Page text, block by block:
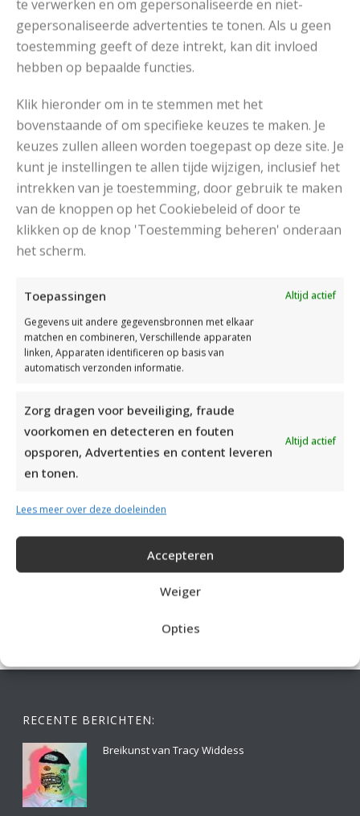
te verwerken en om gepersonaliseerde en niet-
gepersonaliseerde advertenties te tonen. Als u geen
toestemming geeft of deze intrekt, kan dit invloed
hebben op bepaalde functies.
Klik hieronder om in te stemmen met het
bovenstaande of om specifieke keuzes te maken. Je
keuzes zullen alleen worden toegepast op deze site. Je
kunt je instellingen te allen tijde wijzigen, inclusief het
intrekken van je toestemming, door gebruik te maken
van de knoppen op het Cookiebeleid of door te
klikken op de knop 'Toestemming beheren' onderaan
het scherm.
Toepassingen
Altijd actief
Gegevens uit andere gegevensbronnen met elkaar
matchen en combineren, Verschillende apparaten
linken, Apparaten identificeren op basis van
automatisch verzonden informatie.
Zorg dragen voor beveiliging, fraude
voorkomen en detecteren en fouten
opsporen, Advertenties en content leveren
en tonen.
Altijd actief
Lees meer over deze doeleinden
Accepteren
Weiger
Opties
DAMESJAS BREIEN VAN HEERLIJK ZACHT GAREN
RECENTE BERICHTEN:
Breikunst van Tracy Widdess